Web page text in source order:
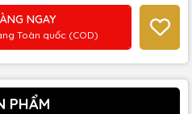
NGAY
Toàn quốc (COD)
PHẨM